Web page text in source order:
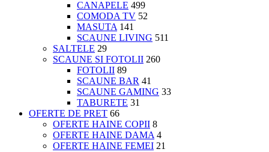
CANAPELE 499
COMODA TV 52
MASUTA 141
SCAUNE LIVING 511
SALTELE 29
SCAUNE SI FOTOLII 260
FOTOLII 89
SCAUNE BAR 41
SCAUNE GAMING 33
TABURETE 31
OFERTE DE PRET 66
OFERTE HAINE COPII 8
OFERTE HAINE DAMA 4
OFERTE HAINE FEMEI 21